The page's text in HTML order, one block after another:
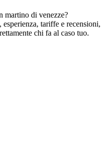
martino di venezze?
tariffe e recensioni,
chi fa al caso tuo.